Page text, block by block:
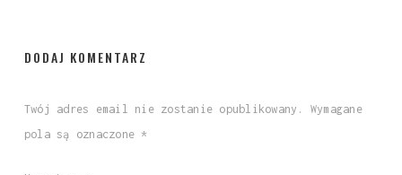
DODAJ KOMENTARZ
Twój adres email nie zostanie opublikowany.
Wymagane
pola są oznaczone *